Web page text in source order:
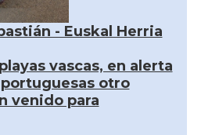
- Euskal Herria
vascas, en alerta
otro
venido para